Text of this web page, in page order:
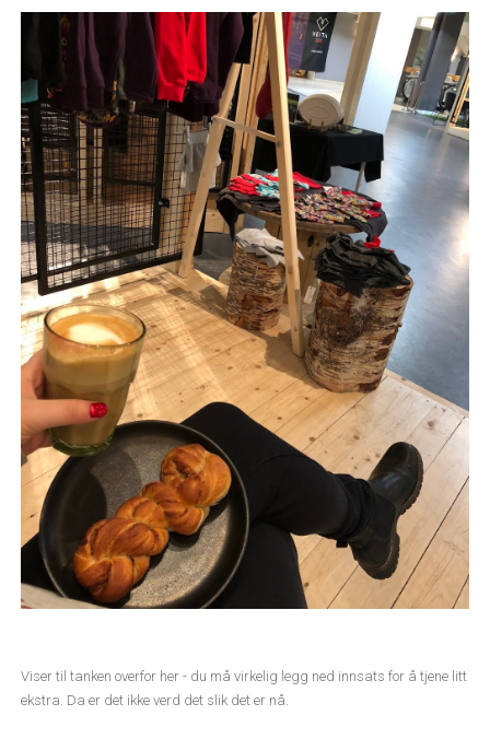
Viser til tanken overfor her - du må virkelig legg ned innsats for å tjene litt
ekstra. Da er det ikke verd det slik det er nå.